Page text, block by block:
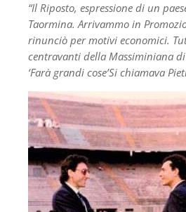
“Il Riposto, espressione di un
Taormina. Arrivammo in
rinunciò per motivi economici.
centravanti della Massiminiana
‘Farà grandi cose’Si chiamava